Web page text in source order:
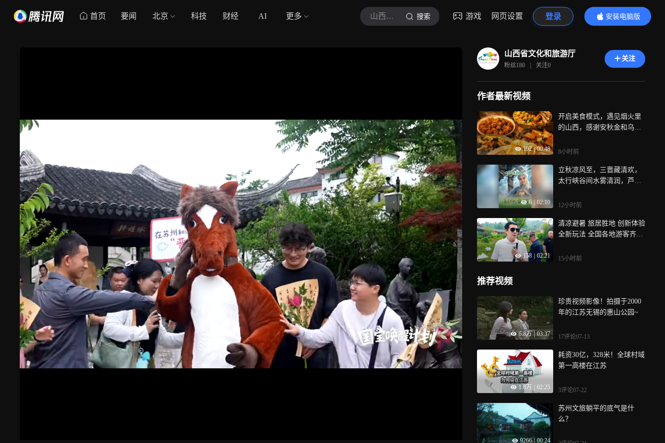
首页 要闻 北京 科技 财经 AI 更多 山西省文化和旅游厅 搜索 游戏 网页设置 登录
安装电脑版
内容更精彩
山西省文化和旅游厅
粉丝180 | 关注0
关注
作者最新视频
192 | 00:48
开启美食模式，遇见烟火里
的山西，感谢安秋金和乌啦
荐，锅气与醋香交织，每一
情，短剧《山西有面儿》也
将为你娓娓道来更多藏在面
菜香串起市井烟火里的百般
宴，等你来品
8小时前
6 02:10
立秋凉风至，三晋藏清欢，
太行峡谷间水雾清润，芦芽
秋，是二十多度的干爽舒适~
大地寻吧
12小时前
158 02:21
清凉避暑 旅居胜地 创新体验
全新玩法 全国各地游客齐赞
活—山西文旅体验季 山西·
15小时前
推荐视频
6.8万 | 03:37
珍贵视频影像！拍摄于2000
年的江苏无锡的惠山公园~
17评论07-13
1.8万 02:25
耗资30亿，328米！全球村域
第一高楼在江苏
3评论07-22
9266 | 00:24
苏州文旅躺平的底气是什
么？